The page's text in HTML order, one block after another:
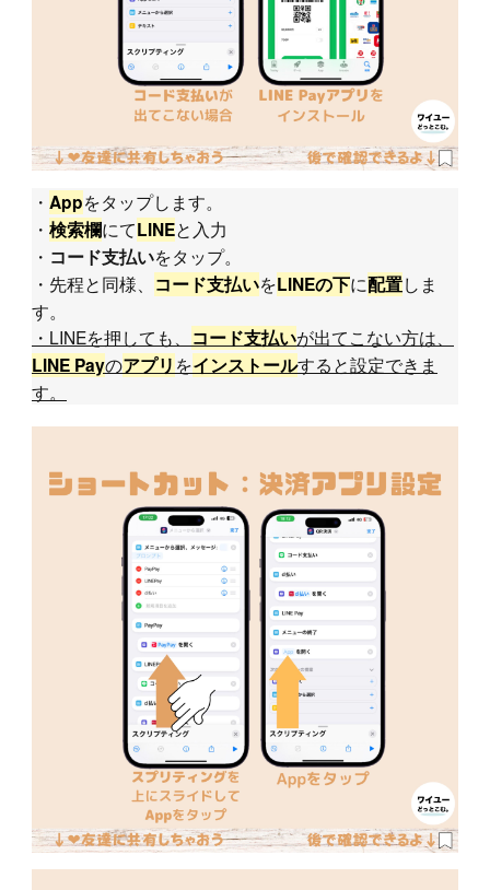
・ Appをタップします。
・ 検索欄にてLINEと入力
・ コード支払いをタップ。
・先程と同様、 コード支払いをLINEの下に配置しま
す。
・LINEを押しても、 コード支払いが出てこない方は、
LINE Payのアプリ をインストールすると設定できま
す。